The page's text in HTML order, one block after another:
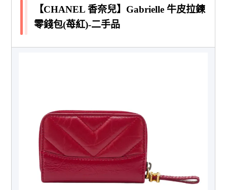
【CHANEL 香奈兒】Gabrielle 牛皮拉鍊
零錢包(苺紅)-二手品